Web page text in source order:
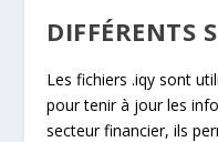
DIFFÉRENTS
Les fichiers .iqy sont
pour tenir à jour les
secteur financier, ils